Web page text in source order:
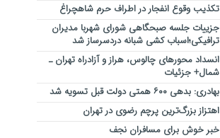
تکذیب وقوع انفجار در اطراف حرم شاهچراغ
جزییات جلسه صبحگاهی شورای شهربا مدیران
ترافیکی؛اسباب کشی شبانه دردسرساز شد
انسداد محورهای چالوس، هراز و آزادراه تهران ـ
شمال+ جزئیات
بهادری: بدهی ۶۰۰ همتی دولت قبل تسویه شد
اهتزاز بزرگ‌ترین پرچم رضوی در تهران
خبر خوش برای مسافران نجف